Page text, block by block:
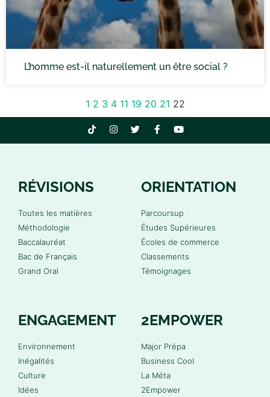
L’homme est-il naturellement un être social ?
1 2 3 4 11 19 20 21 22
RÉVISIONS
Toutes les matières
Méthodologie
Baccalauréat
Bac de Français
Grand Oral
ORIENTATION
Parcoursup
Études Supérieures
Écoles de commerce
Classements
Témoignages
ENGAGEMENT
Environnement
Inégalités
Culture
Idées
2EMPOWER
Major Prépa
Business Cool
La Méta
2Empower